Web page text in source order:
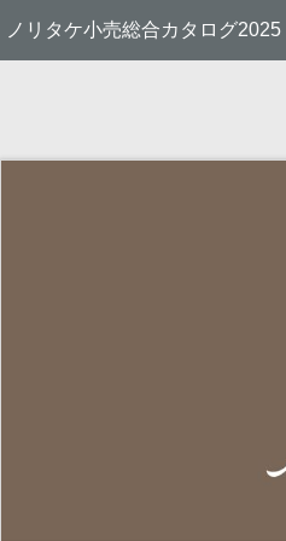
ノリタケ小売総合カタログ2025